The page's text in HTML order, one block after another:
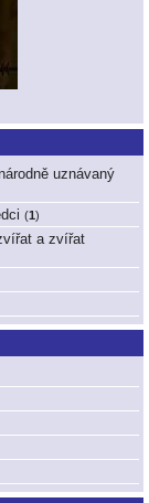
uznávaný
(1 )
a zvířat